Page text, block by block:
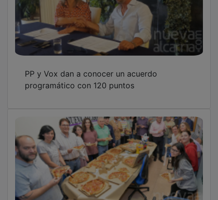
Todo listo en Nueva Alcarria para seguir una
nueva noche electoral
Ventiladores y dispensadores de agua para
combatir el calor en la jornada electoral